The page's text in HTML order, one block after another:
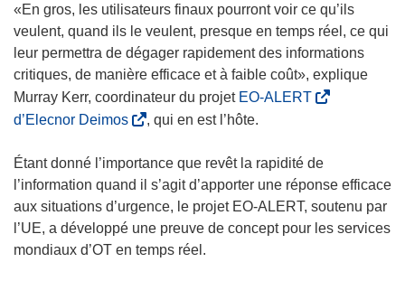
«En gros, les utilisateurs finaux pourront voir ce qu’ils
veulent, quand ils le veulent, presque en temps réel, ce qui
leur permettra de dégager rapidement des informations
critiques, de manière efficace et à faible coût», explique
Murray Kerr, coordinateur du projet EO-ALERT(
o
u
v
d’Elecnor Deimos(
’
o
u
v
r
, qui en est l’hôte.
Étant donné l’importance que revêt la rapidité de
l’information quand il s’agit d’apporter une réponse efficace
aux situations d’urgence, le projet EO-ALERT, soutenu par
l’UE, a développé une preuve de concept pour les services
mondiaux d’OT en temps réel.